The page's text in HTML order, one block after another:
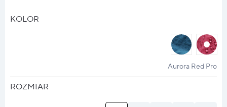
KOLOR
halo
?
halo
?
Aurora Red Pro
ROZMIAR